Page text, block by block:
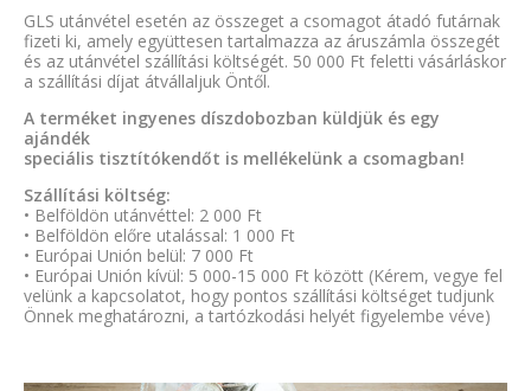
GLS utánvétel esetén az összeget a csomagot átadó futárnak
fizeti ki, amely együttesen tartalmazza az áruszámla összegét
és az utánvétel szállítási költségét. 50 000 Ft feletti vásárláskor
a szállítási díjat átvállaljuk Öntől.
A terméket ingyenes díszdobozban küldjük és egy
ajándék
speciális tisztítókendőt is mellékelünk a csomagban!
Szállítási költség:
• Belföldön utánvéttel: 2 000 Ft
• Belföldön előre utalással: 1 000 Ft
• Európai Unión belül: 7 000 Ft
• Európai Unión kívül: 5 000-15 000 Ft között (Kérem, vegye fel
velünk a kapcsolatot, hogy pontos szállítási költséget tudjunk
Önnek meghatározni, a tartózkodási helyét figyelembe véve)